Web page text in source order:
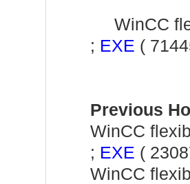
WinCC
; EXE (
Previous
WinCC
; EXE (
WinCC